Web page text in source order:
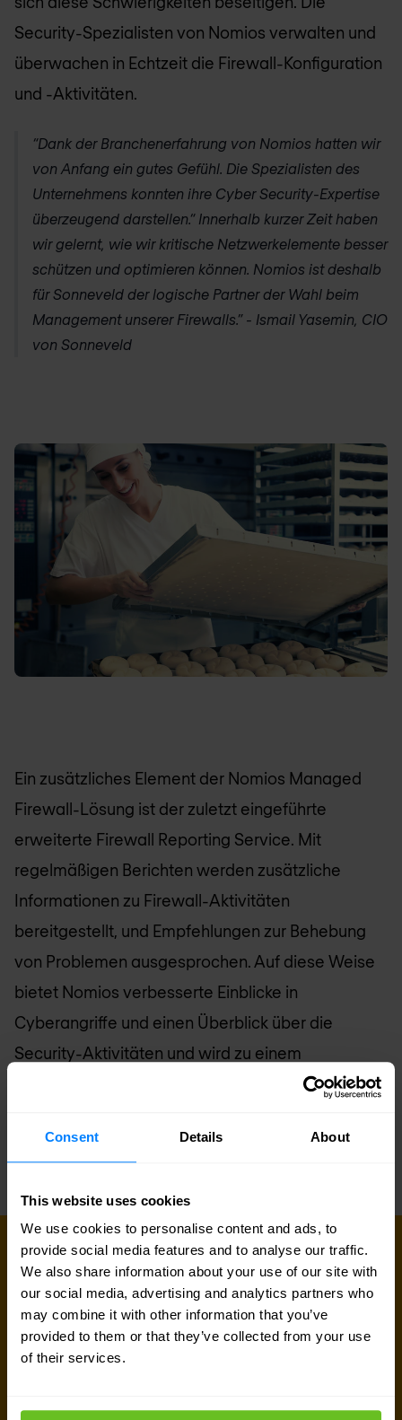
Consent Details About
This website uses cookies
We use cookies to personalise content and ads, to
provide social media features and to analyse our traffic.
We also share information about your use of our site with
our social media, advertising and analytics partners who
may combine it with other information that you’ve
provided to them or that they’ve collected from your use
of their services.
Security-Spezialisten von Nomios verwalten und
überwachen in Echtzeit die Firewall-Konfiguration
und -Aktivitäten.
“Dank der Branchenerfahrung von Nomios hatten wir
von Anfang ein gutes Gefühl. Die Spezialisten des
Unternehmens konnten ihre Cyber Security-Expertise
überzeugend darstellen.“ Innerhalb kurzer Zeit haben
wir gelernt, wie wir kritische Netzwerkelemente besser
schützen und optimieren können. Nomios ist deshalb
für Sonneveld der logische Partner der Wahl beim
Management unserer Firewalls.” - Ismail Yasemin, CIO
von Sonneveld
Ein zusätzliches Element der Nomios Managed
Firewall-Lösung ist der zuletzt eingeführte
erweiterte Firewall Reporting Service. Mit
regelmäßigen Berichten werden zusätzliche
Informationen zu Firewall-Aktivitäten
bereitgestellt, und Empfehlungen zur Behebung
von Problemen ausgesprochen. Auf diese Weise
bietet Nomios verbesserte Einblicke in
Cyberangriffe und einen Überblick über die
Security-Aktivitäten und wird zu einem
dauerhaften und vertrauenswürdigen Partner im
KONTAKT AUFNEHMEN
Haben Sie ein Projekt, das Sie gerne
besprechen möchten?
Rufen Sie uns an oder hinterlassen Sie eine